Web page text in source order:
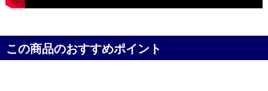
この商品のおすすめポイント